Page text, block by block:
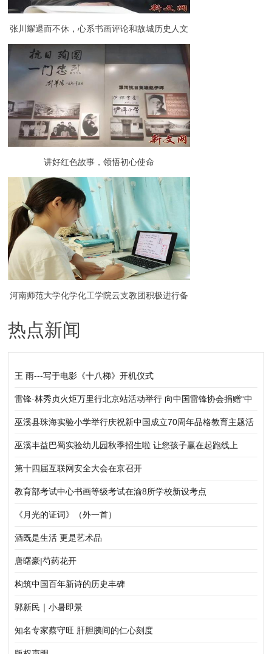
张川耀退而不休，心系书画评论和故城历史人文
讲好红色故事，领悟初心使命
河南师范大学化学化工学院云支教团积极进行备
热点新闻
王 雨---写于电影《十八梯》开机仪式
雷锋·林秀贞火炬万里行北京站活动举行 向中国雷锋协会捐赠“中
华五福吉神”作品
巫溪县珠海实验小学举行庆祝新中国成立70周年品格教育主题活
动暨开学典礼
巫溪丰益巴蜀实验幼儿园秋季招生啦 让您孩子赢在起跑线上
第十四届互联网安全大会在京召开
教育部考试中心书画等级考试在渝8所学校新设考点
《月光的证词》（外一首）
酒既是生活 更是艺术品
唐曙豪|芍药花开
构筑中国百年新诗的历史丰碑
郭新民｜小暑即景
知名专家蔡守旺 肝胆胰间的仁心刻度